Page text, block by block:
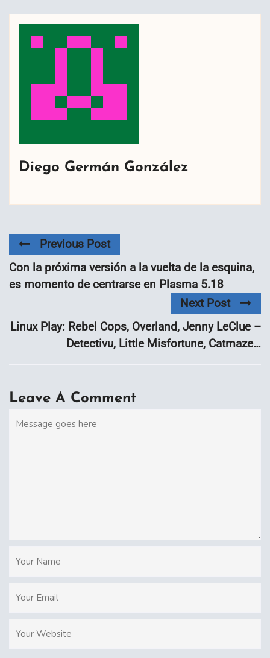
Diego Germán González
Previous Post
Con la próxima versión a la vuelta de la esquina,
es momento de centrarse en Plasma 5.18
Next Post
Linux Play: Rebel Cops, Overland, Jenny LeClue –
Detectivu, Little Misfortune, Catmaze…
Leave A Comment